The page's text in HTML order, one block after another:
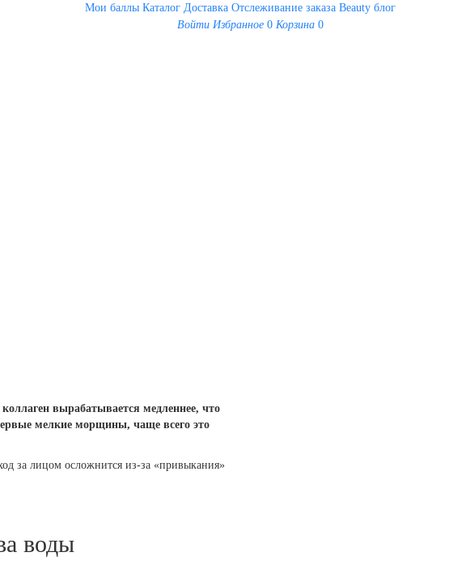
Мои баллы Каталог Доставка Отслеживание заказа Beauty блог
Войти Избранное 0 Корзина 0
вырабатывается медленнее, что
мелкие морщины, чаще всего это
за лицом осложнится из-за «привыкания»
воды